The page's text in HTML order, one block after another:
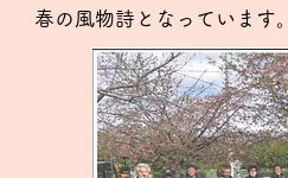
春の風物詩となっています。